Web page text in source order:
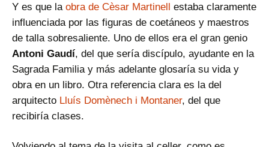
Y es que la obra de Cèsar Martinell estaba claramente
influenciada por las figuras de coetáneos y maestros
de talla sobresaliente. Uno de ellos era el gran genio
Antoni Gaudí, del que sería discípulo, ayudante en la
Sagrada Familia y más adelante glosaría su vida y
obra en un libro. Otra referencia clara es la del
arquitecto Lluís Domènech i Montaner, del que
recibiría clases.